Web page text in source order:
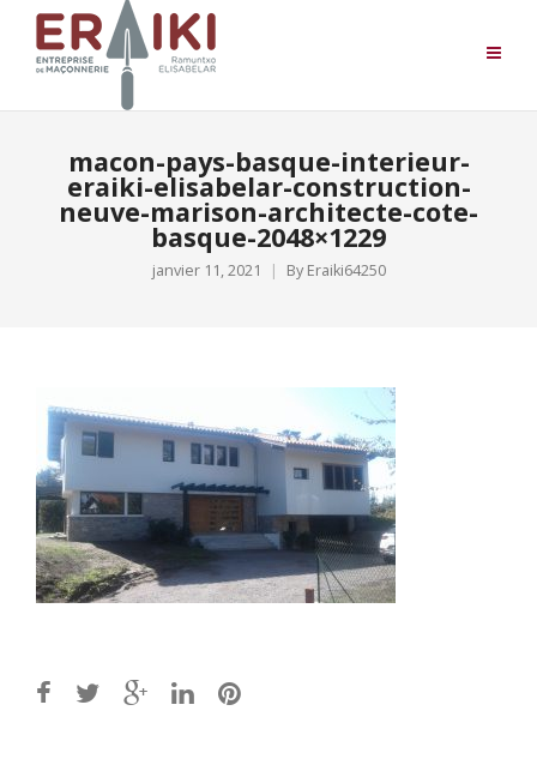
macon-pays-basque-interieur-
eraiki-elisabelar-construction-
neuve-marison-architecte-cote-
basque-2048×1229
janvier 11, 2021 By Eraiki64250